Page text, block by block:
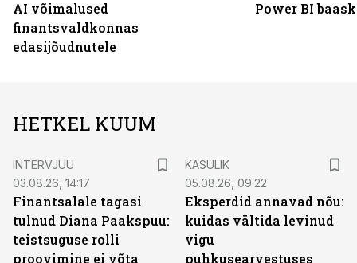
AI võimalused
finantsvaldkonnas
edasijõudnutele
Power BI
HETKEL KUUM
INTERVJUU
03.08.26, 14:17
Finantsalale tagasi
tulnud Diana Paakspuu:
teistsuguse rolli
proovimine ei võta
KASULIK
05.08.26, 09:22
Eksperdid annavad nõu:
kuidas vältida levinud
vigu
puhkusearvestuses